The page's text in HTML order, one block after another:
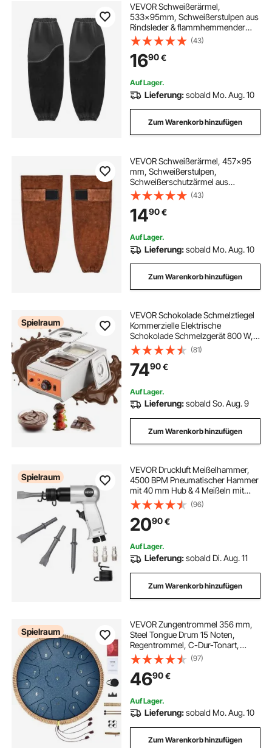
VEVOR Schweißerärmel,
533x95mm, Schweißerstulpen aus
Rindsleder & flammhemmender
Baumwolle, Schweißerschutzärmel
mit elastischen Bündchen zum
Schweißen, Schmieden,
Holzbearbeiten
(43)
1690€
Auf Lager.
Lieferung:sobald Mo. Aug. 10
Zum Warenkorb hinzufügen
VEVOR Schweißerärmel, 457x95
mm, Schweißerstulpen,
Schweißerschutzärmel aus
Rindsleder zum Schutz der Arme,
Schweißerarmschutz zum
Schweißen, Schmieden,
Holzarbeiten, Gartenarbeit
(43)
1490€
Auf Lager.
Lieferung:sobald Mo. Aug. 10
Zum Warenkorb hinzufügen
Spielraum
VEVOR Schokolade Schmelztiegel
Kommerzielle Elektrische
Schokolade Schmelzgerät 800 W,
Schmelztiegel Schmelztiegel
Edelstahl, 2 x 3,5 L Behälter
Schokolade Schmelzmaschine
Schmelztiegel Topf
(81)
7490€
Auf Lager.
Lieferung:sobald So. Aug. 9
Zum Warenkorb hinzufügen
Spielraum
VEVOR Druckluft Meißelhammer,
4500 BPM Pneumatischer Hammer
mit 40 mm Hub & 4 Meißeln mit
rundem Schaft, leichtes &
kompaktes Schaufelwerkzeug mit
Luftmeißel zum Schneiden,
Stanzen, Schaben
(96)
2090€
Auf Lager.
Lieferung:sobald Di. Aug. 11
Zum Warenkorb hinzufügen
Spielraum
VEVOR Zungentrommel 356 mm,
Steel Tongue Drum 15 Noten,
Regentrommel, C-Dur-Tonart,
Regenglockenspiel mit 2 Schlägeln
& Tragetasche, Handpan-Trommel,
Schlaginstrument für
Musikunterricht & Yoga, Blau
(97)
4690€
Auf Lager.
Lieferung:sobald Mo. Aug. 10
Zum Warenkorb hinzufügen